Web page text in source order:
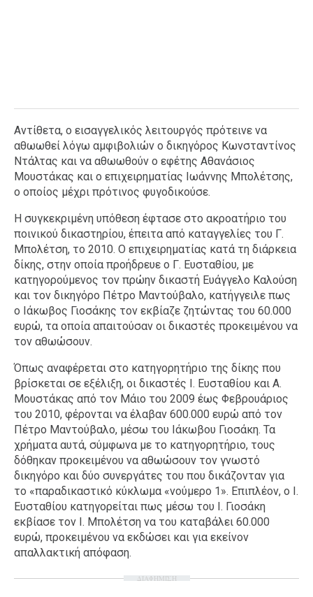
Αντίθετα, ο εισαγγελικός λειτουργός πρότεινε να
αθωωθεί λόγω αμφιβολιών ο δικηγόρος Κωνσταντίνος
Ντάλτας και να αθωωθούν ο εφέτης Αθανάσιος
Μουστάκας και ο επιχειρηματίας Ιωάννης Μπολέτσης,
ο οποίος μέχρι πρότινος φυγοδικούσε.
Η συγκεκριμένη υπόθεση έφτασε στο ακροατήριο του
ποινικού δικαστηρίου, έπειτα από καταγγελίες του Γ.
Μπολέτση, το 2010. Ο επιχειρηματίας κατά τη διάρκεια
δίκης, στην οποία προήδρευε ο Γ. Ευσταθίου, με
κατηγορούμενος τον πρώην δικαστή Ευάγγελο Καλούση
και τον δικηγόρο Πέτρο Μαντούβαλο, κατήγγειλε πως
ο Ιάκωβος Γιοσάκης τον εκβίαζε ζητώντας του 60.000
ευρώ, τα οποία απαιτούσαν οι δικαστές προκειμένου να
τον αθωώσουν.
Όπως αναφέρεται στο κατηγορητήριο της δίκης που
βρίσκεται σε εξέλιξη, οι δικαστές Ι. Ευσταθίου και Α.
Μουστάκας από τον Μάιο του 2009 έως Φεβρουάριος
του 2010, φέρονται να έλαβαν 600.000 ευρώ από τον
Πέτρο Μαντούβαλο, μέσω του Ιάκωβου Γιοσάκη. Τα
χρήματα αυτά, σύμφωνα με το κατηγορητήριο, τους
δόθηκαν προκειμένου να αθωώσουν τον γνωστό
δικηγόρο και δύο συνεργάτες του που δικάζονταν για
το «παραδικαστικό κύκλωμα «νούμερο 1». Επιπλέον, ο Ι.
Ευσταθίου κατηγορείται πως μέσω του Ι. Γιοσάκη
εκβίασε τον Ι. Μπολέτση να του καταβάλει 60.000
ευρώ, προκειμένου να εκδώσει και για εκείνον
απαλλακτική απόφαση.
ΔΙΑΦΗΜΙΣΗ